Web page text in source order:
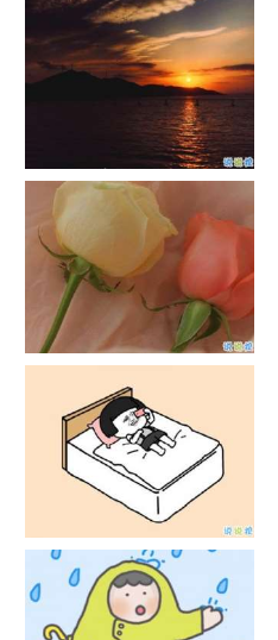
日出文案温柔句子 看日出的微
信说说配图
官宣恋爱的说说配图 官宣句子
谐音梗土味情话大全带图片 油
腻搞笑的土味情话